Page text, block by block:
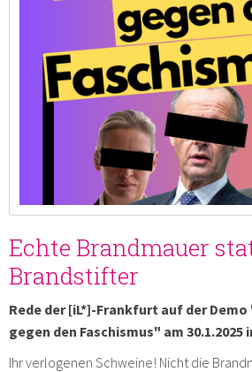
Druckversion
Als E-Mail
verschicken
Echte Brandmauer
Brandstifter
Rede der [iL*]-Frankfurt auf der
gegen den Faschismus" am
Ihr verlogenen Schweine! Nicht die